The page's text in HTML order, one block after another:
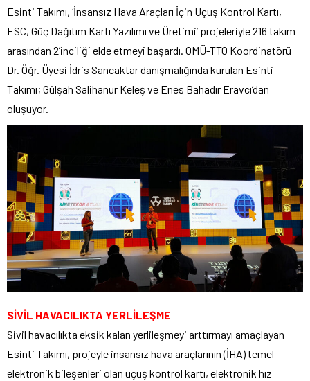
Esinti Takımı, ‘İnsansız Hava Araçları İçin Uçuş Kontrol Kartı,
ESC, Güç Dağıtım Kartı Yazılımı ve Üretimi’ projeleriyle 216 takım
arasından 2’inciliği elde etmeyi başardı. OMÜ-TTO Koordinatörü
Dr. Öğr. Üyesi İdris Sancaktar danışmalığında kurulan Esinti
Takımı; Gülşah Salihanur Keleş ve Enes Bahadır Eravcı’dan
oluşuyor.
SİVİL HAVACILIKTA YERLİLEŞME
Sivil havacılıkta eksik kalan yerlileşmeyi arttırmayı amaçlayan
Esinti Takımı, projeyle insansız hava araçlarının (İHA) temel
elektronik bileşenleri olan uçuş kontrol kartı, elektronik hız